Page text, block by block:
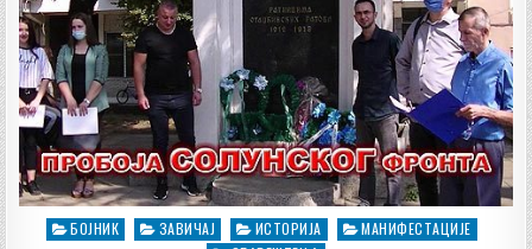
Posted
БОЈНИК ЗАВИЧАЈ ИСТОРИЈА
МАНИФЕСТАЦИЈЕ